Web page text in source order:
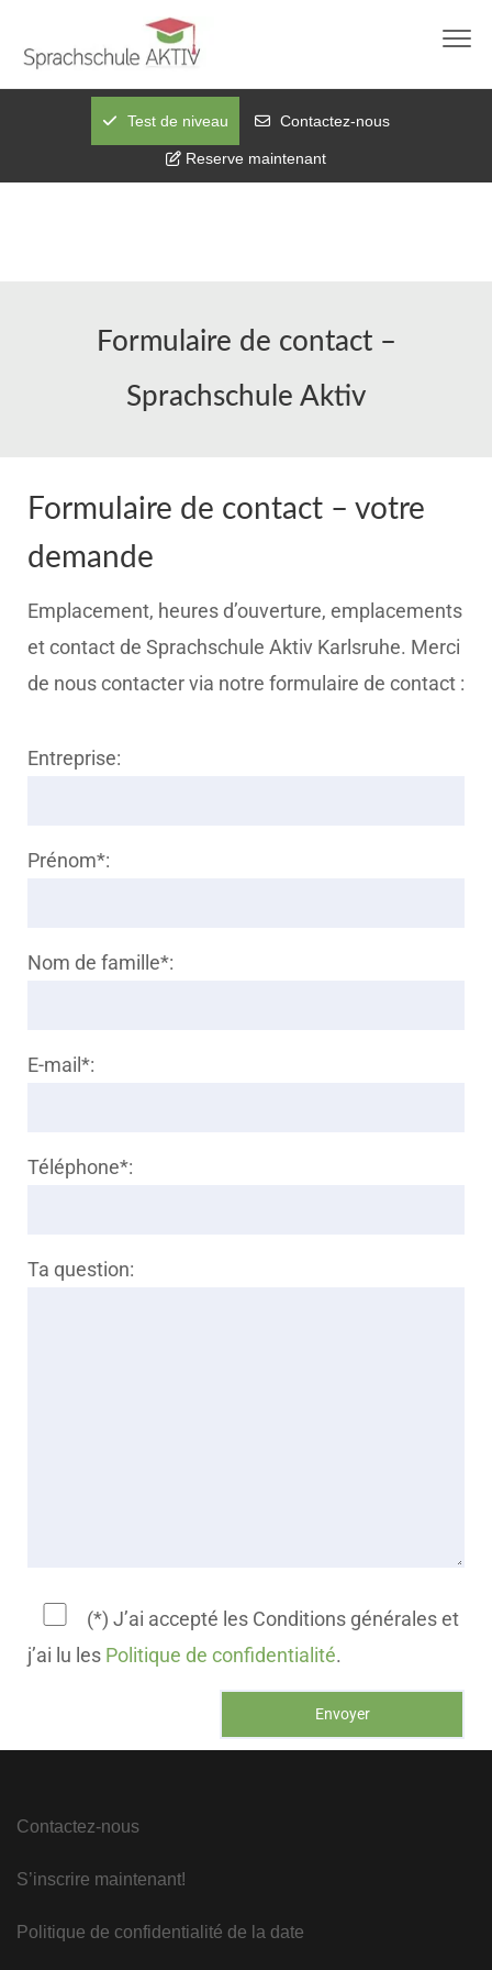
info@sprachschule-aktiv-karlsruhe.de
Questions sur WhatsApp
Test de niveau Contactez-nous
Reserve maintenant
Formulaire de contact –
Sprachschule Aktiv
Formulaire de contact – votre
demande
Emplacement, heures d’ouverture, emplacements
et contact de Sprachschule Aktiv Karlsruhe. Merci
de nous contacter via notre formulaire de contact :
Entreprise:
Prénom*:
Nom de famille*:
E-mail*:
Téléphone*:
Ta question:
(*) J’ai accepté les Conditions générales et
j’ai lu les Politique de confidentialité.
Contactez-nous
S’inscrire maintenant!
Politique de confidentialité de la date